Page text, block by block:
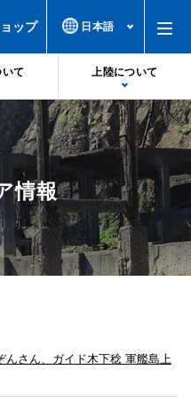
て
いて
上陸について
ップ
情報
んさん、ガイド木下稔 軍艦島上